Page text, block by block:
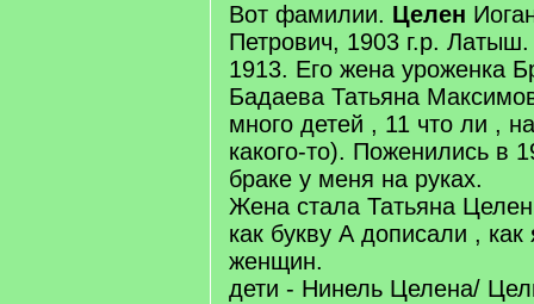
Вот фамилии. Целен
Петрович, 1903 г.р.
1913. Его жена уроженка
Бадаева Татьяна
много детей , 11 что ли ,
какого-то). Поженились в
браке у меня на руках.
Жена стала Татьяна
как букву А дописали ,
женщин.
дети - Нинель Целена/